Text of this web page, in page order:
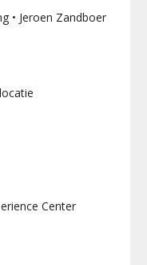
• Jeroen Zandboer
Center